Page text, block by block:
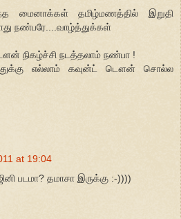
மைனாக்கள் தமிழ்மணத்தில் இறுதி
நண்பரே....வாழ்த்துக்கள்
நிகழ்ச்சி நடத்தலாம் நண்பா !
எல்லாம் கவுன்ட் டௌன் சொல்ல
at 19:04
படமா? தமாசா இருக்கு :-))))